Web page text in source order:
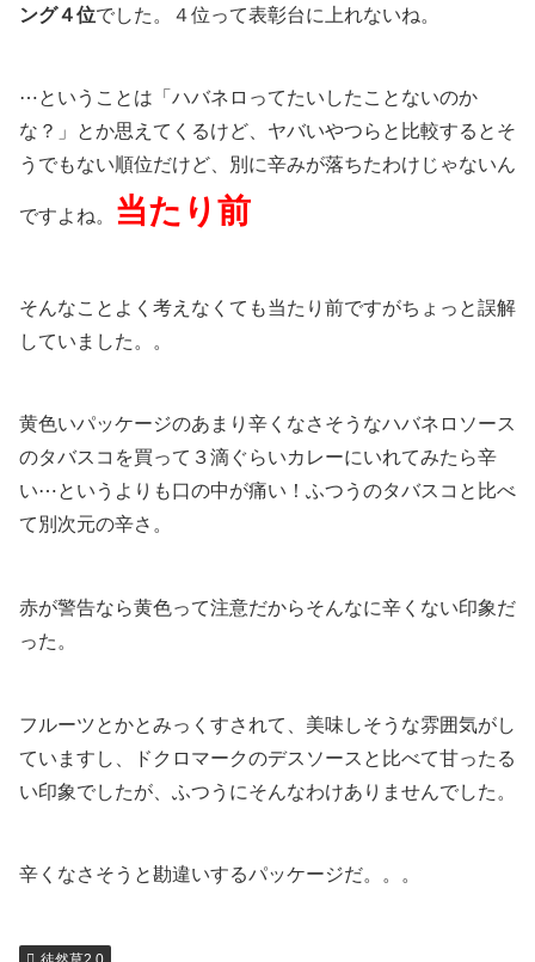
ング４位でした。４位って表彰台に上れないね。
⋯ということは「ハバネロってたいしたことないのか
な？」とか思えてくるけど、ヤバいやつらと比較するとそ
うでもない順位だけど、別に辛みが落ちたわけじゃないん
ですよね。 当たり前
そんなことよく考えなくても当たり前ですがちょっと誤解
していました。。
黄色いパッケージのあまり辛くなさそうなハバネロソース
のタバスコを買って３滴ぐらいカレーにいれてみたら辛
い⋯というよりも口の中が痛い！ふつうのタバスコと比べ
て別次元の辛さ。
赤が警告なら黄色って注意だからそんなに辛くない印象だ
った。
フルーツとかとみっくすされて、美味しそうな雰囲気がし
ていますし、ドクロマークのデスソースと比べて甘ったる
い印象でしたが、ふつうにそんなわけありませんでした。
辛くなさそうと勘違いするパッケージだ。。。